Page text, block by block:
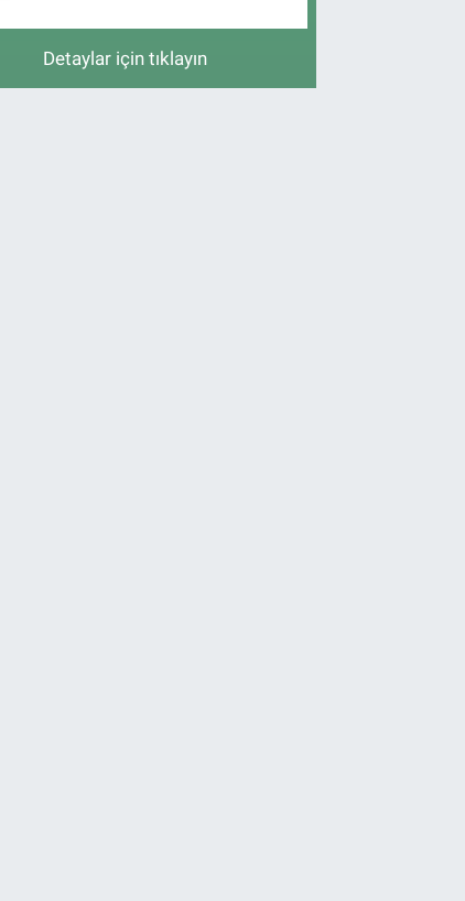
Detaylar için tıklayın